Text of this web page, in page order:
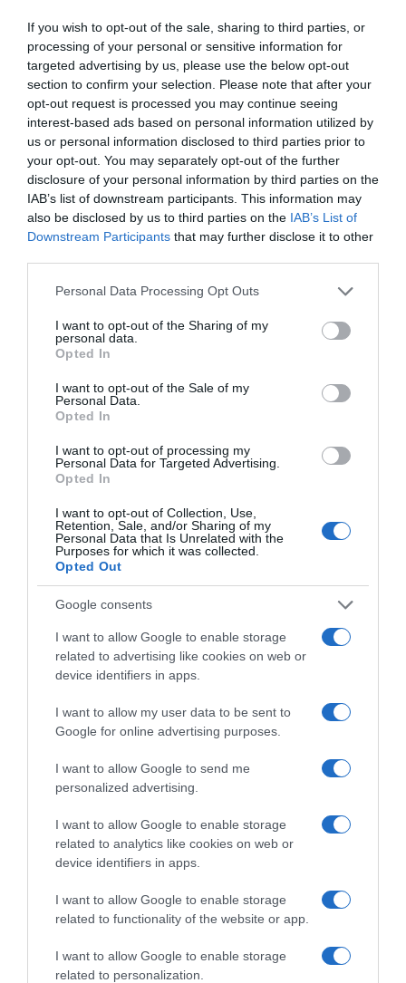
If you wish to opt-out of the sale, sharing to third parties, or
processing of your personal or sensitive information for
targeted advertising by us, please use the below opt-out
section to confirm your selection. Please note that after your
opt-out request is processed you may continue seeing
interest-based ads based on personal information utilized by
us or personal information disclosed to third parties prior to
your opt-out. You may separately opt-out of the further
disclosure of your personal information by third parties on the
IAB’s list of downstream participants. This information may
also be disclosed by us to third parties on the IAB’s List of
Downstream Participants that may further disclose it to other
Please note that this website/app uses one or more Google
not limited to your visit or usage behaviour. You may click to
grant or deny consent to Google and its third-party tags to
use your data for below specified purposes in below Google
consent section.
Personal Data Processing Opt Outs
I want to opt-out of the Sharing of my
personal data.
Opted In
I want to opt-out of the Sale of my
Personal Data.
Opted In
I want to opt-out of processing my
Personal Data for Targeted Advertising.
Opted In
I want to opt-out of Collection, Use,
Retention, Sale, and/or Sharing of my
Personal Data that Is Unrelated with the
Purposes for which it was collected.
Opted Out
Google consents
I want to allow Google to enable storage
related to advertising like cookies on web or
device identifiers in apps.
I want to allow my user data to be sent to
Google for online advertising purposes.
I want to allow Google to send me
personalized advertising.
I want to allow Google to enable storage
related to analytics like cookies on web or
device identifiers in apps.
I want to allow Google to enable storage
related to functionality of the website or app.
I want to allow Google to enable storage
related to personalization.
ΣΧΟΛΙΑ
ΠΑΡΑΠΟΛΙΤΙΚΑ